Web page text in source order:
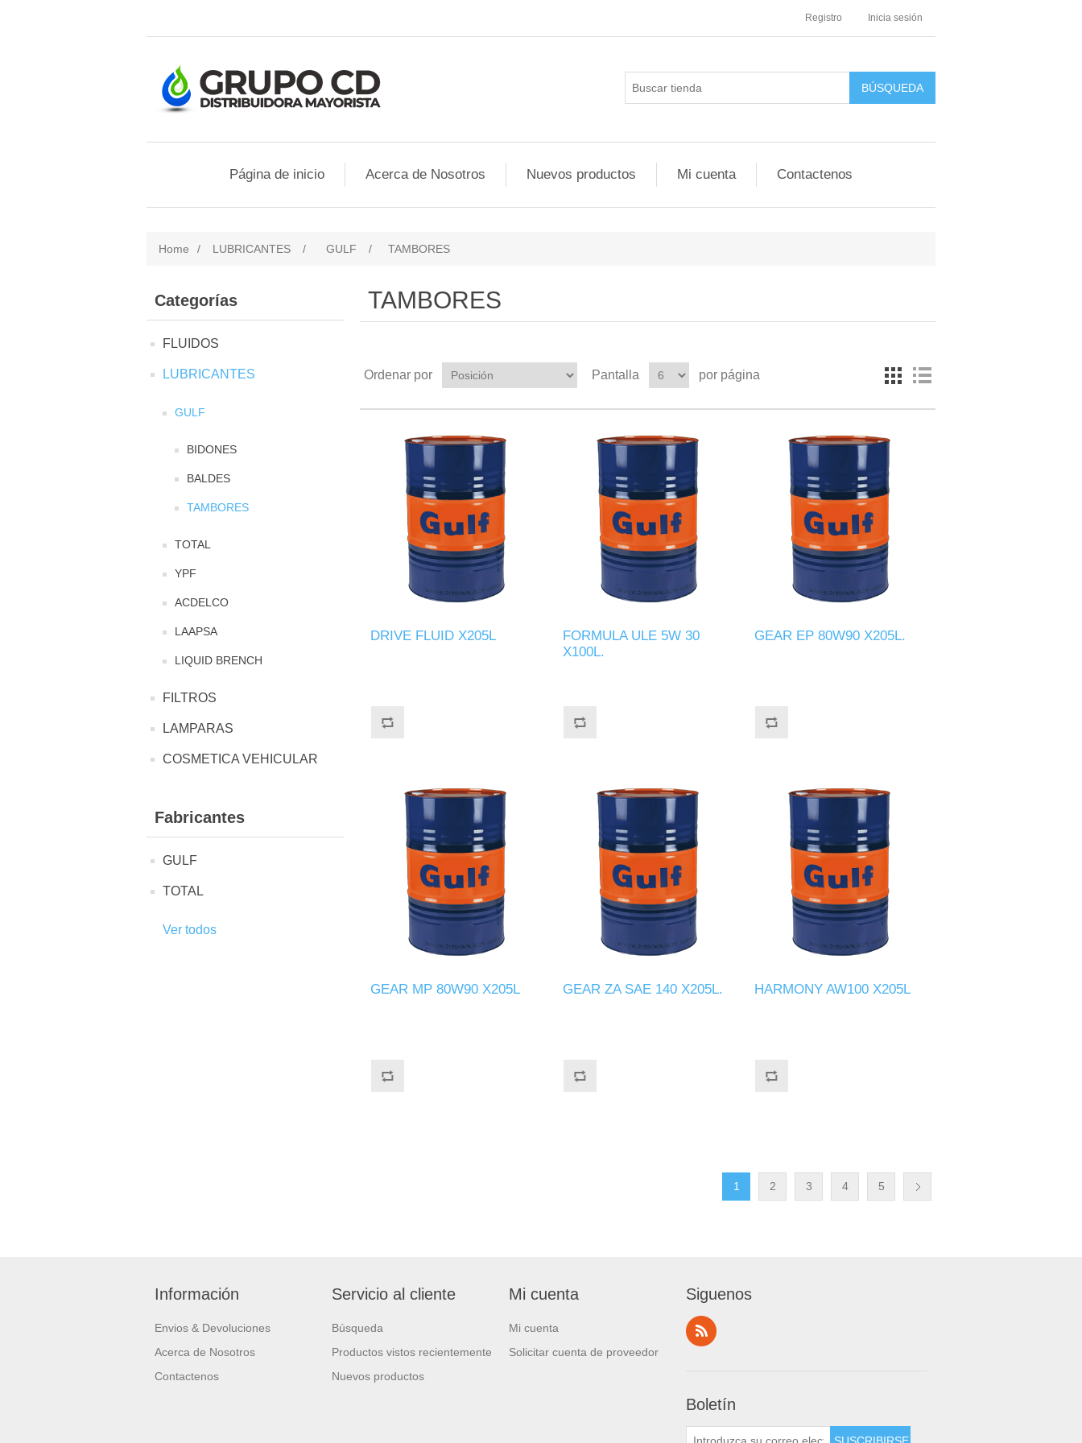
Registro Inicia sesión
Página de inicio Acerca de Nosotros Nuevos productos Mi cuenta Contactenos
Home / LUBRICANTES / GULF / TAMBORES
Categorías
FLUIDOS
LUBRICANTES
GULF
BIDONES
BALDES
TAMBORES
TOTAL
YPF
ACDELCO
LAAPSA
LIQUID BRENCH
FILTROS
LAMPARAS
COSMETICA VEHICULAR
Fabricantes
GULF
TOTAL
Ver todos
TAMBORES
Ordenar por Pantalla por página
DRIVE FLUID X205L
FORMULA ULE 5W 30
X100L.
GEAR EP 80W90 X205L.
GEAR MP 80W90 X205L GEAR ZA SAE 140 X205L. HARMONY AW100 X205L
1 2 3 4 5
Información
Envios & Devoluciones
Acerca de Nosotros
Contactenos
Servicio al cliente
Búsqueda
Productos vistos recientemente
Nuevos productos
Mi cuenta
Mi cuenta
Solicitar cuenta de proveedor
Siguenos
Boletín